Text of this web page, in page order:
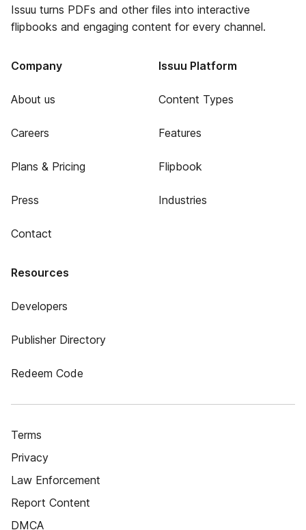
Issuu turns PDFs and other files into interactive
flipbooks and engaging content for every channel.
Company
About us
Careers
Plans & Pricing
Press
Contact
Issuu Platform
Content Types
Features
Flipbook
Industries
Resources
Developers
Publisher Directory
Redeem Code
Terms
Privacy
Law Enforcement
Report Content
DMCA